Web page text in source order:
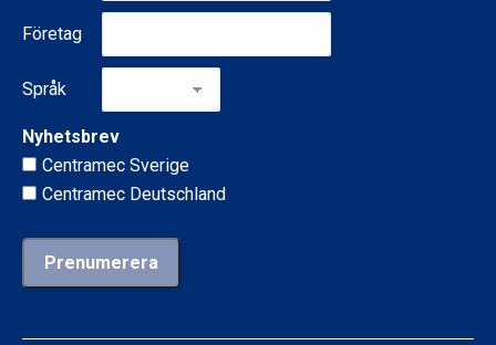
Företag
Språk
Nyhetsbrev
Centramec Sverige
Centramec Deutschland